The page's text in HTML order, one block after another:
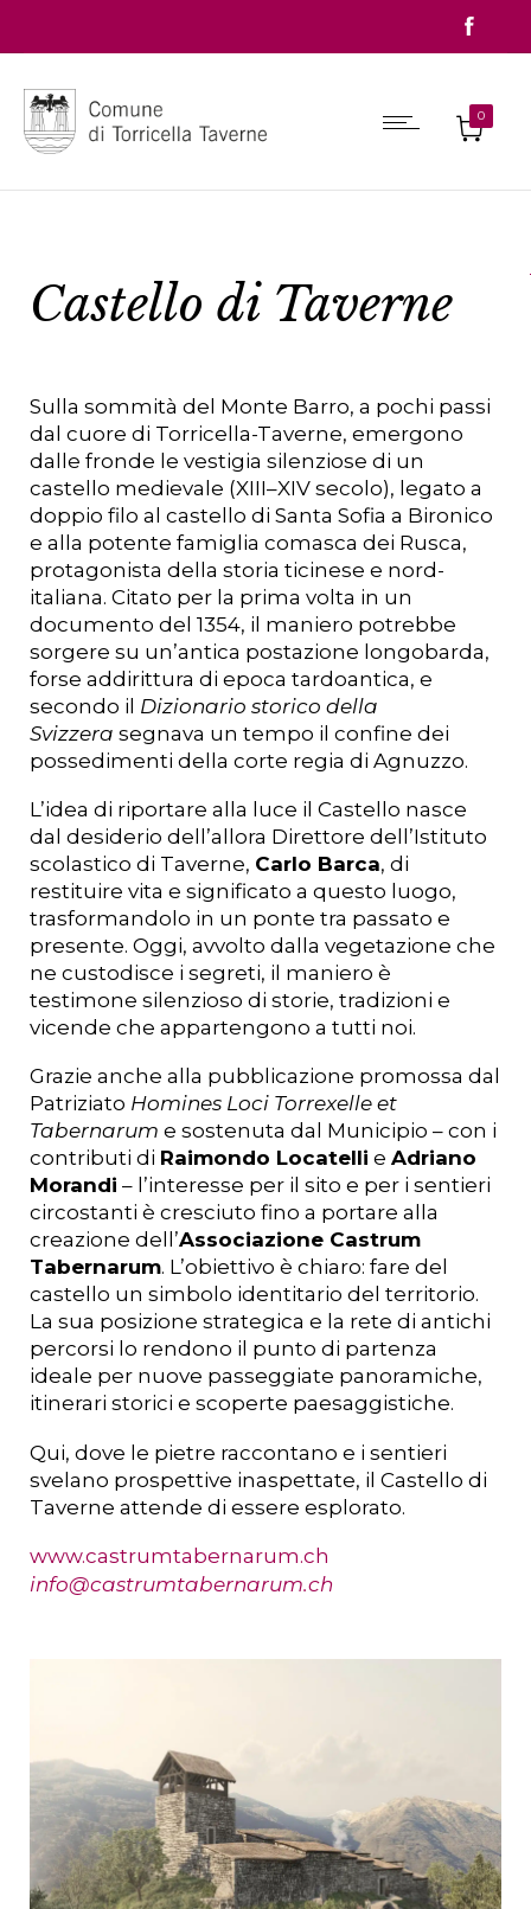
0
Castello di Taverne
Sulla sommità del Monte Barro, a pochi passi
dal cuore di Torricella-Taverne, emergono
dalle fronde le vestigia silenziose di un
castello medievale (XIII–XIV secolo), legato a
doppio filo al castello di Santa Sofia a Bironico
e alla potente famiglia comasca dei Rusca,
protagonista della storia ticinese e nord-
italiana. Citato per la prima volta in un
documento del 1354, il maniero potrebbe
sorgere su un’antica postazione longobarda,
forse addirittura di epoca tardoantica, e
secondo il Dizionario storico della
Svizzera segnava un tempo il confine dei
possedimenti della corte regia di Agnuzzo.
L’idea di riportare alla luce il Castello nasce
dal desiderio dell’allora Direttore dell’Istituto
scolastico di Taverne, Carlo Barca, di
restituire vita e significato a questo luogo,
trasformandolo in un ponte tra passato e
presente. Oggi, avvolto dalla vegetazione che
ne custodisce i segreti, il maniero è
testimone silenzioso di storie, tradizioni e
vicende che appartengono a tutti noi.
Grazie anche alla pubblicazione promossa dal
Patriziato Homines Loci Torrexelle et
Tabernarum e sostenuta dal Municipio – con i
contributi di Raimondo Locatelli e Adriano
Morandi – l’interesse per il sito e per i sentieri
circostanti è cresciuto fino a portare alla
creazione dell’Associazione Castrum
Tabernarum. L’obiettivo è chiaro: fare del
castello un simbolo identitario del territorio.
La sua posizione strategica e la rete di antichi
percorsi lo rendono il punto di partenza
ideale per nuove passeggiate panoramiche,
itinerari storici e scoperte paesaggistiche.
Qui, dove le pietre raccontano e i sentieri
svelano prospettive inaspettate, il Castello di
Taverne attende di essere esplorato.
www.castrumtabernarum.ch
info@castrumtabernarum.ch